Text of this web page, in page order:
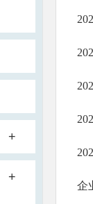
+
+
企